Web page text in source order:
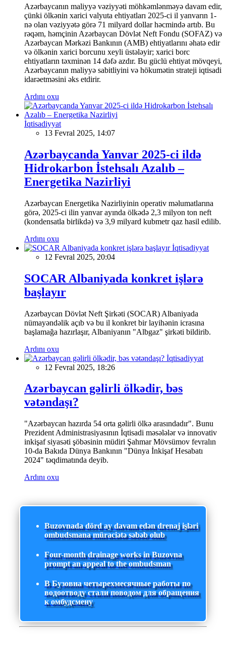
Azərbaycanın maliyyə vəziyyəti möhkəmlənməyə davam edir,
çünki ölkənin xarici valyuta ehtiyatları 2025-ci il yanvarın 1-
nə olan vəziyyətə görə 71 milyard dollar həcmində artıb. Bu
rəqəm, həmçinin Azərbaycan Dövlət Neft Fondu (SOFAZ) və
Azərbaycan Mərkəzi Bankının (AMB) ehtiyatlarını əhatə edir
və ölkənin xarici borcunu xeyli üstələyir; xarici borc
ehtiyatların təxminən 14 dəfə azdır. Bu güclü ehtiyat mövqeyi,
Azərbaycanın maliyyə sabitliyini və hökumətin strateji iqtisadi
idarəetməsini əks etdirir.
Ardını oxu
İqtisadiyyat
13 Fevral 2025, 14:07
Azərbaycanda Yanvar 2025-ci ildə
Hidrokarbon İstehsalı Azalıb –
Energetika Nazirliyi
Azərbaycan Energetika Nazirliyinin operativ məlumatlarına
görə, 2025-ci ilin yanvar ayında ölkədə 2,3 milyon ton neft
(kondensatla birlikdə) və 3,9 milyard kubmetr qaz hasil edilib.
Ardını oxu
İqtisadiyyat
12 Fevral 2025, 20:04
SOCAR Albaniyada konkret işlərə
başlayır
Azərbaycan Dövlət Neft Şirkəti (SOCAR) Albaniyada
nümayəndəlik açıb və bu il konkret bir layihənin icrasına
başlamağa hazırlaşır, Albaniyanın "Albgaz" şirkəti bildirib.
Ardını oxu
İqtisadiyyat
12 Fevral 2025, 18:26
Azərbaycan gəlirli ölkədir, bəs
vətəndaşı?
"Azərbaycan hazırda 54 orta gəlirli ölkə arasındadır". Bunu
Prezident Administrasiyasının İqtisadi məsələlər və innovativ
inkişaf siyasəti şöbəsinin müdiri Şahmar Mövsümov fevralın
10-da Bakıda Dünya Bankının "Dünya İnkişaf Hesabatı
2024" təqdimatında deyib.
Ardını oxu
Buzovnada dörd ay davam edən drenaj işləri
ombudsmana müraciətə səbəb olub
Four-month drainage works in Buzovna
prompt an appeal to the ombudsman
В Бузовна четырехмесячные работы по
водоотводу стали поводом для обращения
к омбудсмену